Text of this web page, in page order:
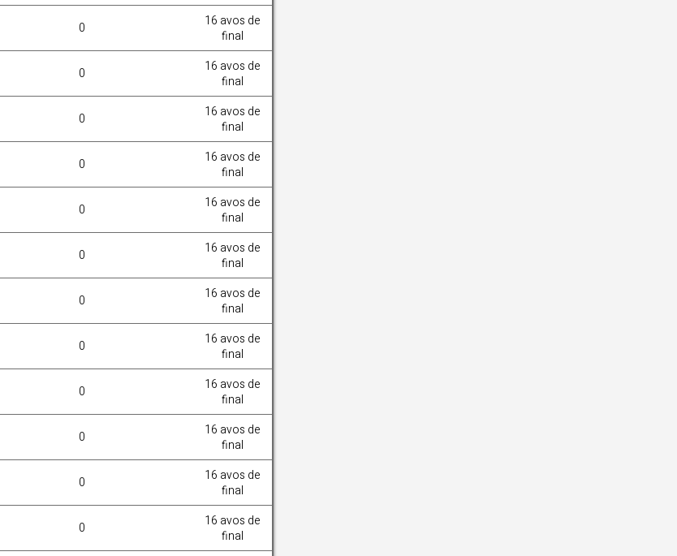
0
16 avos de
final
0
16 avos de
final
0
16 avos de
final
0
16 avos de
final
0
16 avos de
final
0
16 avos de
final
0
16 avos de
final
0
16 avos de
final
0
16 avos de
final
0
16 avos de
final
0
16 avos de
final
0
16 avos de
final